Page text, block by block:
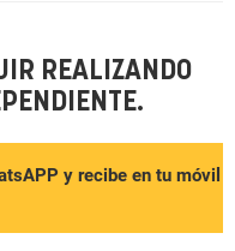
REALIZANDO
y recibe en tu móvil